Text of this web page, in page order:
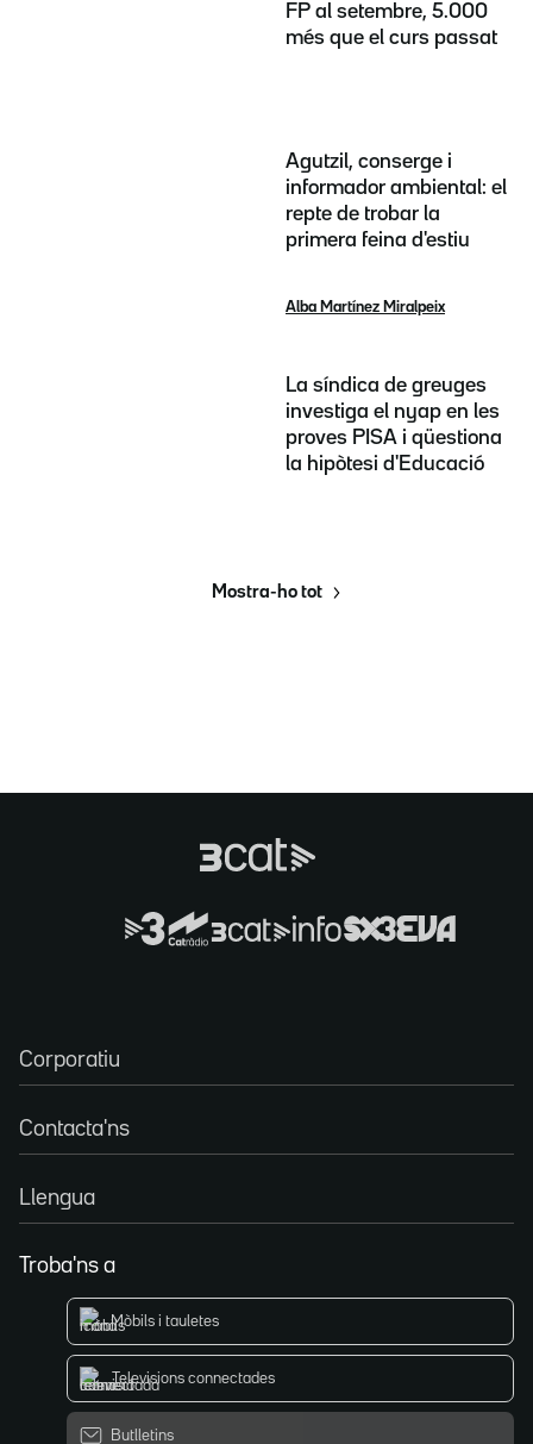
FP al setembre, 5.000
més que el curs passat
Agutzil, conserge i
informador ambiental: el
repte de trobar la
primera feina d'estiu
Alba Martínez Miralpeix
La síndica de greuges
investiga el nyap en les
proves PISA i qüestiona
la hipòtesi d'Educació
Mostra-ho tot
Corporatiu
Contacta'ns
Llengua
Troba'ns a
Mòbils i tauletes
Televisions connectades
Butlletins